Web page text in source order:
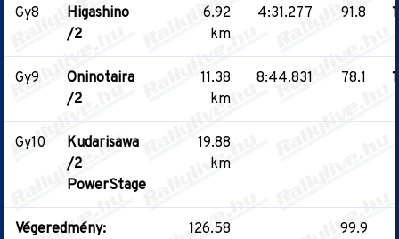
Gy8
Higashino
/2
6.92
km
4:31.277 91.8
Gy9
Oninotaira
/2
11.38
km
8:44.831 78.1
Gy10
Kudarisawa
/2
PowerStage
19.88
km
Végeredmény:
126.58
99.9